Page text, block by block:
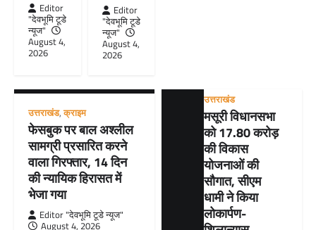
Editor
"देवभूमि टूडे
न्यूज"
August 4,
2026
Editor
"देवभूमि टूडे
न्यूज"
August 4,
2026
उत्तराखंड,क्राइम
फेसबुक पर बाल अश्लील
सामग्री प्रसारित करने
वाला गिरफ्तार, 14 दिन
की न्यायिक हिरासत में
भेजा गया
Editor "देवभूमि टूडे न्यूज"
August 4, 2026
उत्तराखंड
मसूरी विधानसभा
को 17.80 करोड़
की विकास
योजनाओं की
सौगात, सीएम
धामी ने किया
लोकार्पण-